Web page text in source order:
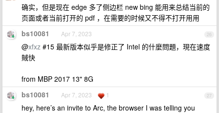
确实，但是现在 edge 多了侧边栏 new bing 能用来总结当前的
页面或者当前打开的 pdf ，在需要的时候又不得不打开用用
26
bs10081 Apr 7, 2023
@xfxz #15 最新版本似乎是修正了 Intel 的什麼問題，現在速度
賊快
from MBP 2017 13" 8G
27
bs10081 Apr 7, 2023 1
hey, here’s an invite to Arc, the browser I was telling you